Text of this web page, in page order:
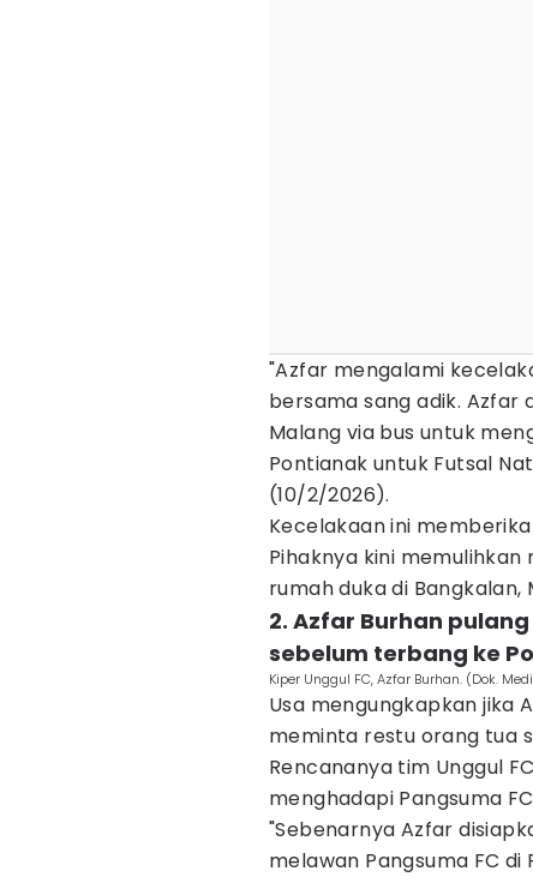
"Azfar mengalami
bersama sang adik. Azfar
Malang via bus untuk
Pontianak untuk Futsal
(10/2/2026).
Kecelakaan ini
Pihaknya kini
rumah duka di Bangkalan,
2. Azfar Burhan
sebelum terbang ke
Kiper Unggul FC, Azfar Burhan. (Dok.
Usa mengungkapkan jika
meminta restu orang tua
Rencananya tim Unggul
menghadapi Pangsuma
"Sebenarnya Azfar
melawan Pangsuma FC di